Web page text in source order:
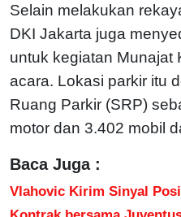
Selain melakukan
DKI Jakarta juga
untuk kegiatan Munajat
acara. Lokasi parkir itu
Ruang Parkir (SRP)
motor dan 3.402 mobil
Baca Juga :
Vlahovic Kirim Sinyal